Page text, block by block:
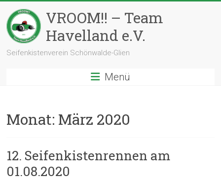
Inhalt
springen
VROOM!! – Team
Havelland e.V.
Seifenkistenverein Schönwalde-Glien
Menü
Monat: März 2020
12. Seifenkistenrennen am
01.08.2020